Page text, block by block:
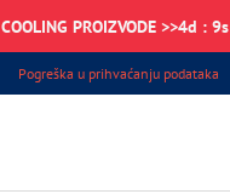
PROIZVODE >>4d : 9s
Pogreška u prihvaćanju podataka